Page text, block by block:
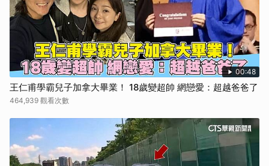
00:48
王仁甫學霸兒子加拿大畢業！ 18歲變超帥 網戀愛：超越爸爸了
464,939 觀看次數